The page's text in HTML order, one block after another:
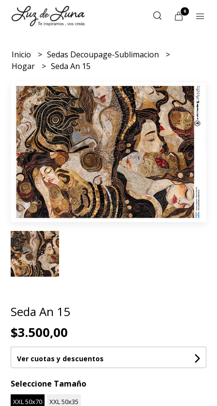
0
Inicio
Sedas Decoupage-Sublimacion
Hogar
Seda An 15
Seda An 15
$3.500,00
Ver cuotas y descuentos
Seleccione Tamaño
XXL 50x70 XXL 50x35